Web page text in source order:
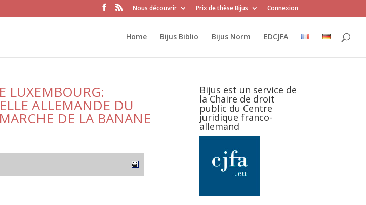
Nous découvrir Prix de thèse Bijus Connexion
Home Bijus Biblio Bijus Norm EDCJFA
LUXEMBOURG:
ALLEMANDE DU
DE LA BANANE
Bijus est un service de
la Chaire de droit
public du Centre
juridique franco-
allemand